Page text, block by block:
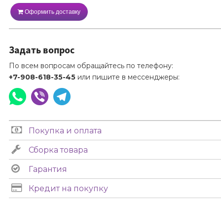
Оформить доставку
Задать вопрос
По всем вопросам обращайтесь по телефону:
+7-908-618-35-45 или пишите в мессенджеры:
Покупка и оплата
Сборка товара
Гарантия
Кредит на покупку